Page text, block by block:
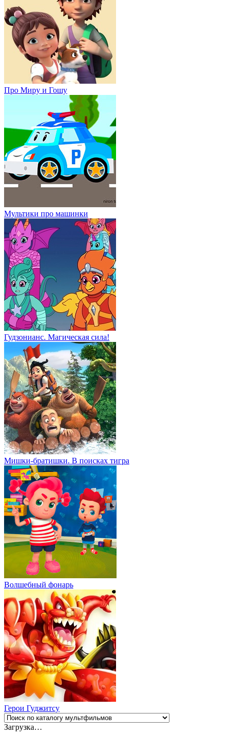
Про Миру и Гошу
Мультики про машинки
Гудзонианс. Магическая сила!
Мишки-братишки. В поисках тигра
Волшебный фонарь
Герои Гуджитсу
Загрузка…